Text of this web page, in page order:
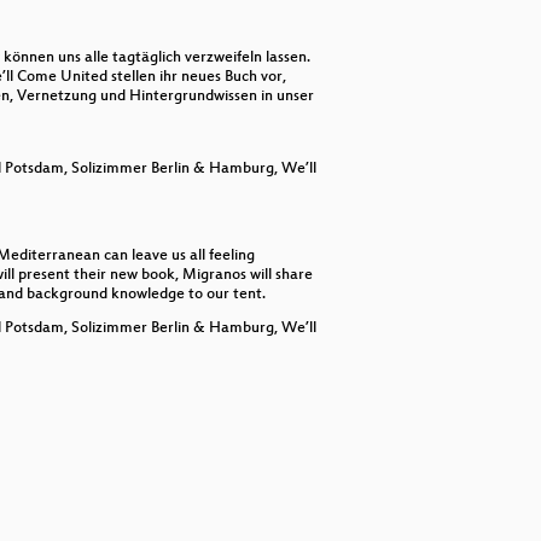
uns alle tagtäglich verzweifeln lassen.
Come United stellen ihr neues Buch vor,
Vernetzung und Hintergrundwissen in unser
Solizimmer Berlin & Hamburg, We’ll
can leave us all feeling
present their new book, Migranos will share
background knowledge to our tent.
Solizimmer Berlin & Hamburg, We’ll